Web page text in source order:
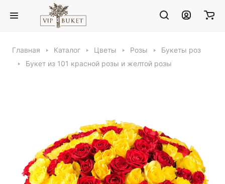
Главная Каталог Цветы Розы
Букеты роз
Букет из 101 красной розы и желтой розы